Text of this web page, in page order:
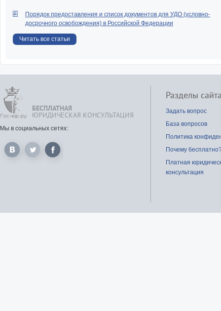
Порядок предоставления и список документов для УДО (условно-
досрочного освобождения) в Российской Федерации
Читать все статьи
БЕСПЛАТНАЯ
ЮРИДИЧЕСКАЯ КОНСУЛЬТАЦИЯ
Мы в социальных сетях:
Разделы
Задать вопрос
База вопросов
Политика
Почему
Платная
консультация